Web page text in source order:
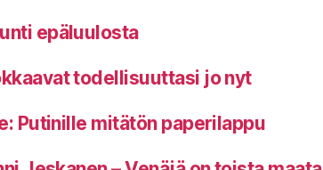
epäluulosta
todellisuuttasi jo nyt
Putinille mitätön paperilappu